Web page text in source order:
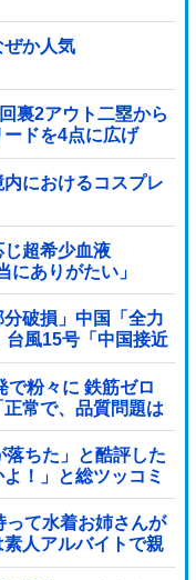
か人気
裏2アウト二塁から
ドを4点に広げ
内におけるコスプレ
じ超希少血液
にありがたい」
破損」中国「全力
台風15号「中国接近
生産が壊滅危機」
で粉々に 鉄筋ゼロ
常で、品質問題は
落ちた」と酷評した
！」と総ツッコミ
って水着お姉さんが
人アルバイトで親